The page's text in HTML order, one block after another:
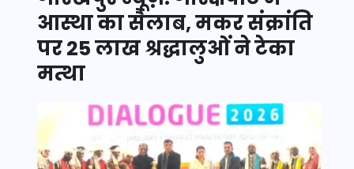
आस्था का सैलाब, मकर संक्रांति
पर 25 लाख श्रद्धालुओं ने टेका
मत्था